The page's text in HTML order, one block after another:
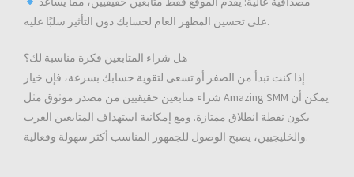
على تحسين المظهر العام لحسابك دون التأثير سلبًا عليه.
هل شراء المتابعين فكرة مناسبة لك؟
إذا كنت تبدأ من الصفر أو تسعى لتقوية حسابك بسرعة، فإن خيار
شراء متابعين حقيقيين من مصدر موثوق مثل Amazing SMM يمكن أن
يكون نقطة انطلاق ممتازة. ومع إمكانية استهداف المتابعين العرب
والخليجيين، يصبح الوصول للجمهور المناسب أكثر سهولة وفعالية.